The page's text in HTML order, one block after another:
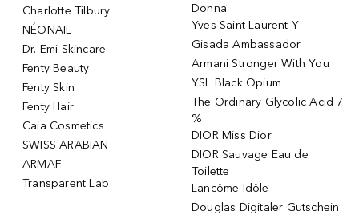
Charlotte Tilbury
NÉONAIL
Dr. Emi Skincare
Fenty Beauty
Fenty Skin
Fenty Hair
Caia Cosmetics
SWISS ARABIAN
ARMAF
Transparent Lab
Donna
Yves Saint Laurent Y
Gisada Ambassador
Armani Stronger With You
YSL Black Opium
The Ordinary Glycolic Acid 7
%
DIOR Miss Dior
DIOR Sauvage Eau de
Toilette
Lancôme Idôle
Douglas Digitaler Gutschein